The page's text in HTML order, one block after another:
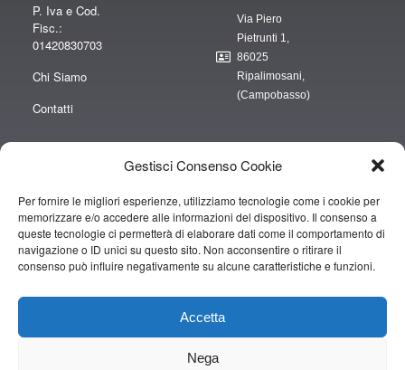
Gestisci Consenso Cookie
Per fornire le migliori esperienze, utilizziamo tecnologie come i cookie per
memorizzare e/o accedere alle informazioni del dispositivo. Il consenso a
queste tecnologie ci permetterà di elaborare dati come il comportamento di
navigazione o ID unici su questo sito. Non acconsentire o ritirare il
consenso può influire negativamente su alcune caratteristiche e funzioni.
Accetta
Nega
P. Iva e Cod.
Fisc.:
01420830703
Chi Siamo
Contatti
Via Piero
Pietrunti 1,
86025
Ripalimosani,
(Campobasso)
“obblighi informativi per le erogazioni pubbliche: gli aiuti di Stato e gli aiuti de
minimis ricevuti dalla nostra impresa sono contenuti nel Registro nazionale
degli aiuti di Stato di cui all’art. 52 della L. 234/2012” e consultabili al seguente
link
https://www.rna.gov.it/RegistroNazionaleTrasparenza/faces/pages/
Copyright © 2019 CAMPOPIANO S.A.S. DI CAMPOPIANO MARIO & C.